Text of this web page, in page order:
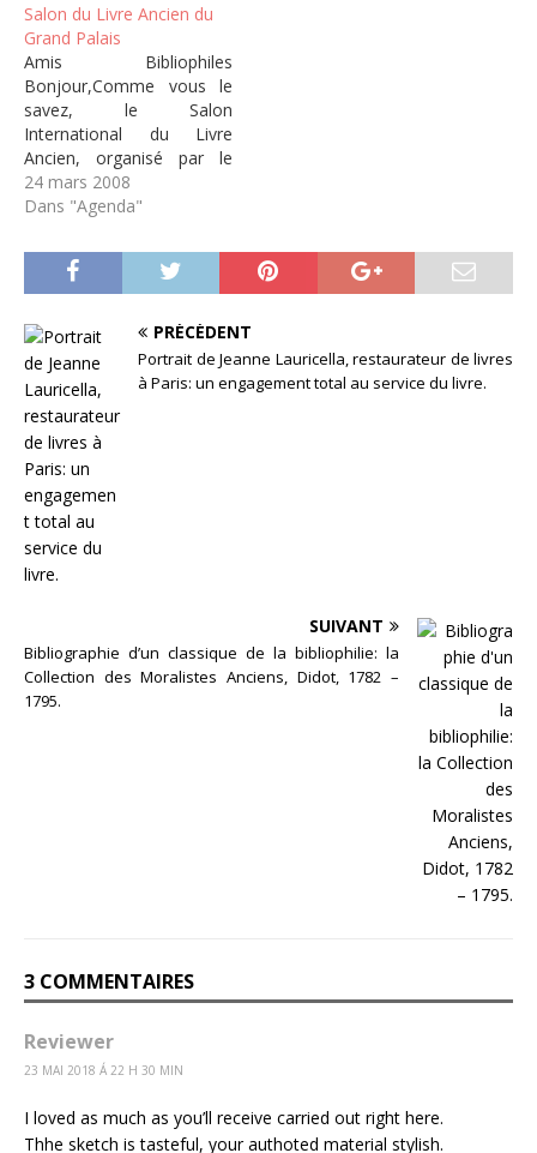
Salon du Livre Ancien du
Grand Palais
Amis Bibliophiles
Bonjour,Comme vous le
savez, le Salon
International du Livre
Ancien, organisé par le
SLAM, se tiendra au Grand
Palais les 18 - 19 - 20 Avril
20h.Comme pour la
première édition, qui a eu
lieu l'an passé, le SLAM a
eu la gentillesse de…
24 mars 2008
Dans "Agenda"
PRÉCÉDENT
Portrait de Jeanne Lauricella, restaurateur de livres
à Paris: un engagement total au service du livre.
SUIVANT
Bibliographie d’un classique de la bibliophilie: la
Collection des Moralistes Anciens, Didot, 1782 –
1795.
3 COMMENTAIRES
Reviewer
23 MAI 2018 Á 22 H 30 MIN
I loved as much as you’ll receive carried out right here.
Thhe sketch is tasteful, your authoted material stylish.